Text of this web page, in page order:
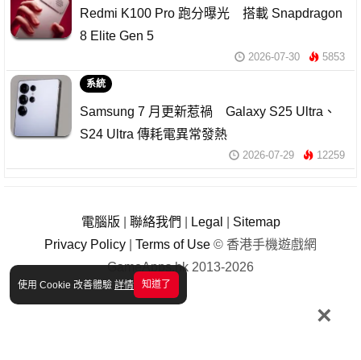
使用 Cookie 改善體驗 詳情 知道了
×
Redmi K100 Pro 跑分曝光 搭載 Snapdragon
8 Elite Gen 5
2026-07-30 5853
系統
Samsung 7 月更新惹禍 Galaxy S25 Ultra、
S24 Ultra 傳耗電異常發熱
2026-07-29 12259
電腦版 聯絡我們 Legal
Sitemap
Privacy Policy
Terms of Use © 香港手機遊戲網
GameApps.hk 2013-2026